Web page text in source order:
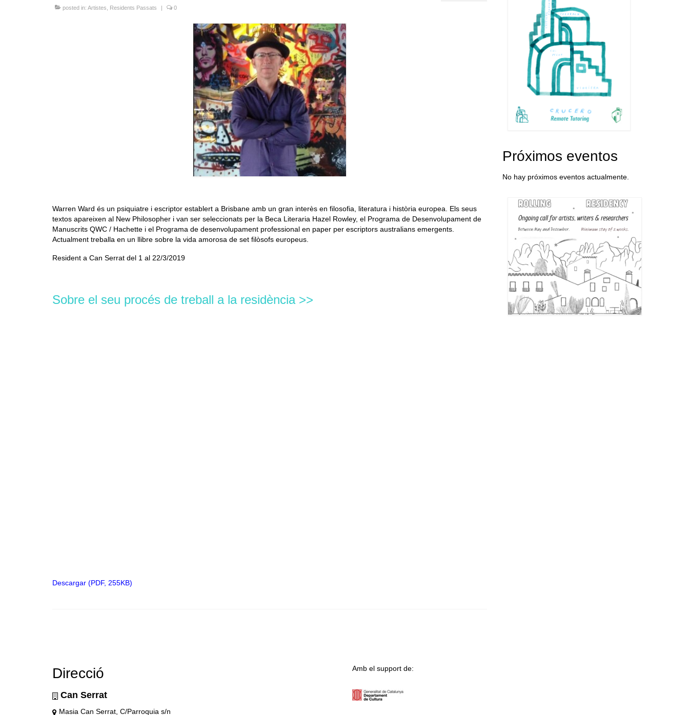
posted in: Artistes Residents Passats 0
Warren Ward és un psiquiatre i escriptor establert a Brisbane amb un gran interès en filosofia, literatura i història europea. Els seus
textos apareixen al New Philosopher i van ser seleccionats per la Beca Literaria Hazel Rowley, el Programa de Desenvolupament de
Manuscrits QWC / Hachette i el Programa de desenvolupament professional en paper per escriptors australians emergents.
Actualment treballa en un llibre sobre la vida amorosa de set filòsofs europeus.
Resident a Can Serrat del 1 al 22/3/2019
Sobre el seu procés de treball a la residència >>
Descargar (PDF, 255KB)
Próximos eventos
No hay próximos eventos actualmente.
Direcció
Can Serrat
Masia Can Serrat, C/Parroquia s/n
Amb el support de: